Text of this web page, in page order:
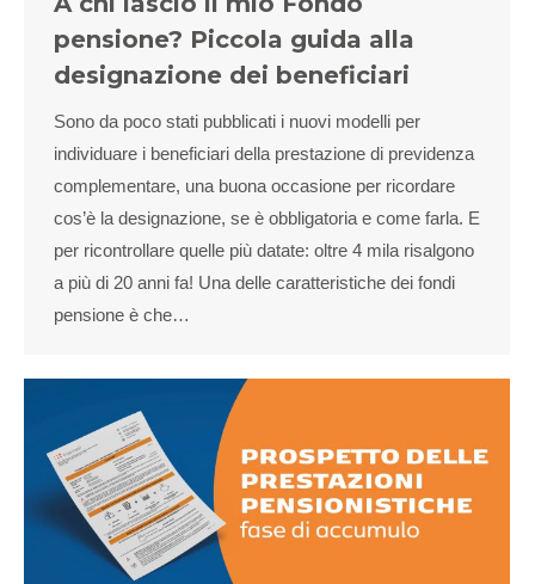
pensione? Piccola guida alla
designazione dei beneficiari
Sono da poco stati pubblicati i nuovi modelli per
individuare i beneficiari della prestazione di previdenza
complementare, una buona occasione per ricordare
cos’è la designazione, se è obbligatoria e come farla. E
per ricontrollare quelle più datate: oltre 4 mila risalgono
a più di 20 anni fa! Una delle caratteristiche dei fondi
pensione è che…